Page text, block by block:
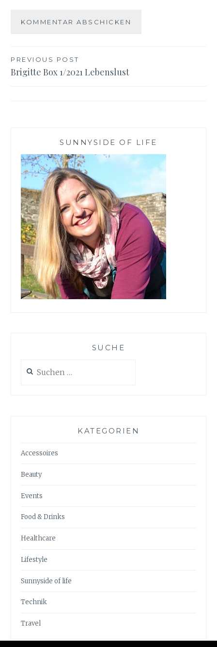
Beitragsnavigation
PREVIOUS POST
Brigitte Box 1/2021 Lebenslust
SUNNYSIDE OF LIFE
SUCHE
nach:
KATEGORIEN
Accessoires
Beauty
Events
Food & Drinks
Healthcare
Lifestyle
Sunnyside of life
Technik
Travel